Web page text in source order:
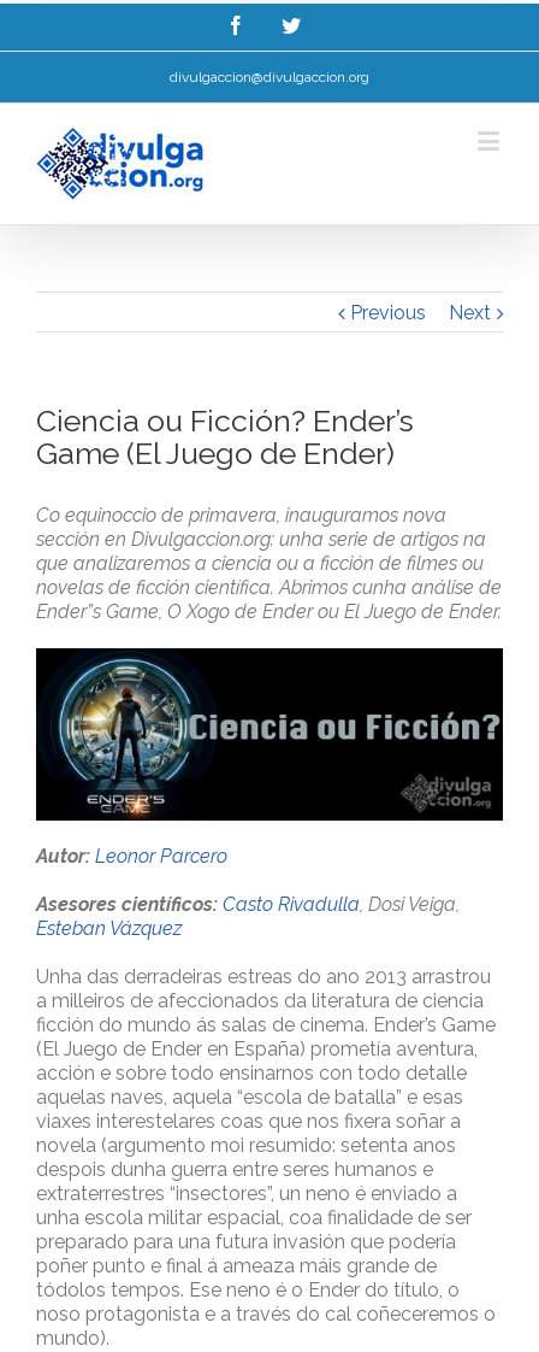
divulgaccion@divulgaccion.org
Previous Next
Ciencia ou Ficción? Ender’s
Game (El Juego de Ender)
Co equinoccio de primavera, inauguramos nova
sección en Divulgaccion.org: unha serie de artigos na
que analizaremos a ciencia ou a ficción de filmes ou
novelas de ficción científica.Abrimos cunha análise de
Ender”s Game, O Xogo de Ender ou El Juego de Ender.
Autor: Leonor Parcero
Asesores científicos: Casto Rivadulla, Dosi Veiga,
Esteban Vázquez
Unha das derradeiras estreas do ano 2013 arrastrou
a milleiros de afeccionados da literatura de ciencia
ficción do mundo ás salas de cinema. Ender’s Game
(El Juego de Ender en España) prometía aventura,
acción e sobre todo ensinarnos con todo detalle
aquelas naves, aquela “escola de batalla” e esas
viaxes interestelares coas que nos fixera soñar a
novela (argumento moi resumido: setenta anos
despois dunha guerra entre seres humanos e
extraterrestres “insectores”, un neno é enviado a
unha escola militar espacial, coa finalidade de ser
preparado para una futura invasión que podería
poñer punto e final á ameaza máis grande de
tódolos tempos. Ese neno é o Ender do título, o
noso protagonista e a través do cal coñeceremos o
mundo).
Esta web utiliza cookies para mellorar a súa experiencia de navegación.